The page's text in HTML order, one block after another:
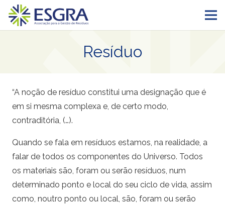
Resíduo
“A noção de resíduo constitui uma designação que é
em si mesma complexa e, de certo modo,
contraditória, (…).
Quando se fala em resíduos estamos, na realidade, a
falar de todos os componentes do Universo. Todos
os materiais são, foram ou serão resíduos, num
determinado ponto e local do seu ciclo de vida, assim
como, noutro ponto ou local, são, foram ou serão